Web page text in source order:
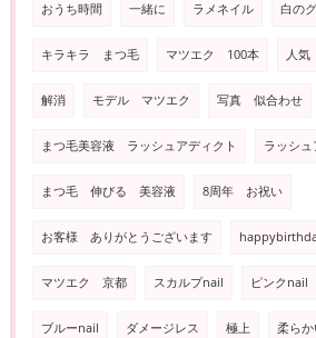
おうち時間 一緒に ラメネイル 白の
キラキラ まつ毛 マツエク 100本 人
解消 モデル マツエク 写真 似合わせ
まつ毛美容液 ラッシュアディクト ラッシ
まつ毛 伸びる 美容液 8周年 お祝い
お客様 ありがとうございます
マツエク 京都 スカルプnail ピンクnail
ブルーnail ダメージレス 極上 柔ら